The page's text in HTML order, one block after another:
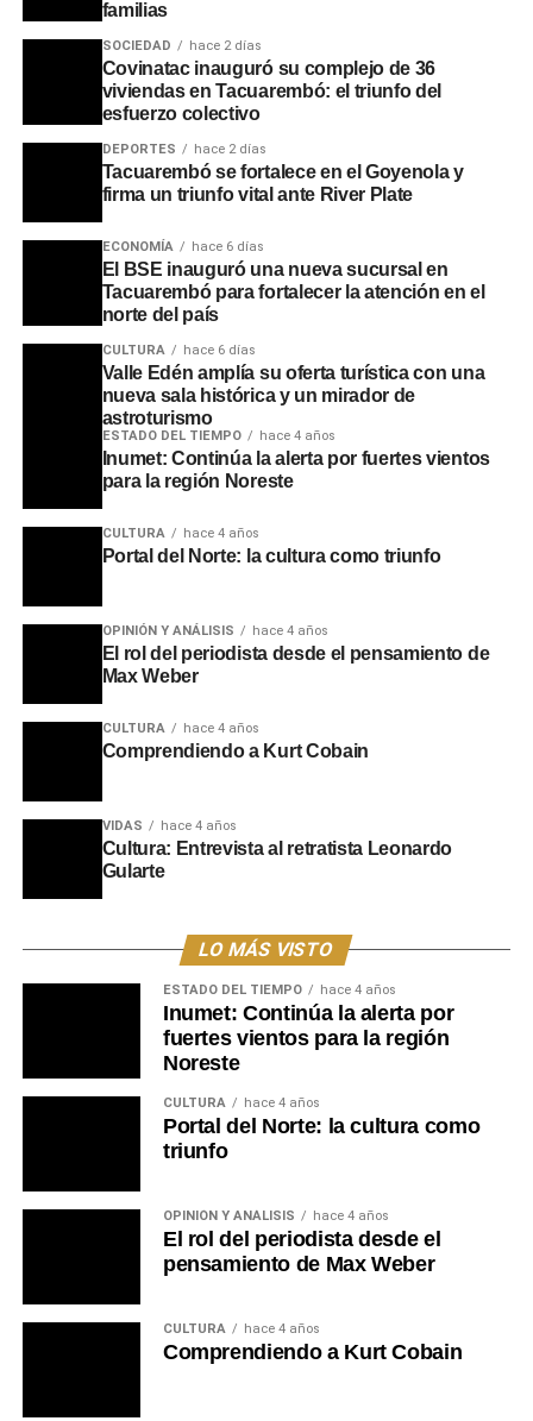
Portal del Norte
familias
SOCIEDAD hace 2 días
Covinatac inauguró su complejo de 36
viviendas en Tacuarembó: el triunfo del
esfuerzo colectivo
DEPORTES hace 2 días
Tacuarembó se fortalece en el Goyenola y
firma un triunfo vital ante River Plate
ECONOMÍA hace 6 días
El BSE inauguró una nueva sucursal en
Tacuarembó para fortalecer la atención en el
norte del país
CULTURA hace 6 días
Valle Edén amplía su oferta turística con una
nueva sala histórica y un mirador de
astroturismo
ESTADO DEL TIEMPO hace 4 años
Inumet: Continúa la alerta por fuertes vientos
para la región Noreste
CULTURA hace 4 años
Portal del Norte: la cultura como triunfo
OPINIÓN Y ANÁLISIS hace 4 años
El rol del periodista desde el pensamiento de
Max Weber
CULTURA hace 4 años
Comprendiendo a Kurt Cobain
VIDAS hace 4 años
Cultura: Entrevista al retratista Leonardo
Gularte
LO MÁS VISTO
ESTADO DEL TIEMPO hace 4 años
Inumet: Continúa la alerta por
fuertes vientos para la región
Noreste
CULTURA hace 4 años
Portal del Norte: la cultura como
triunfo
OPINIÓN Y ANÁLISIS hace 4 años
El rol del periodista desde el
pensamiento de Max Weber
CULTURA hace 4 años
Comprendiendo a Kurt Cobain